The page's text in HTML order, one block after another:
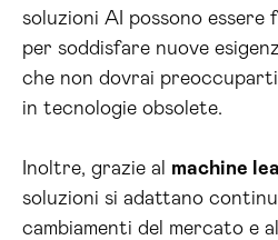
soluzioni AI possono essere
per soddisfare nuove
che non dovrai
in tecnologie obsolete.
Inoltre, grazie al machine
soluzioni si adattano
cambiamenti del mercato e